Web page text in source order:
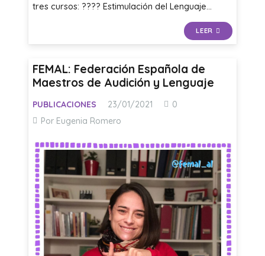
tres cursos: ???? Estimulación del Lenguaje…
LEER
FEMAL: Federación Española de
Maestros de Audición y Lenguaje
PUBLICACIONES 23/01/2021
0
Por Eugenia Romero